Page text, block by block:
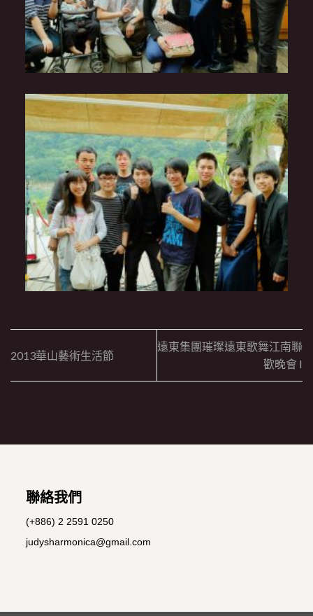
2013華山藝術生活節
遠東集團璀璨遠東歌舞江南聯
歡晚會 I
聯絡我們
(+886) 2 2591 0250
judysharmonica@gmail.com